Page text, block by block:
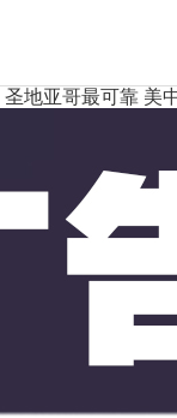
圣地亚哥最可靠 美